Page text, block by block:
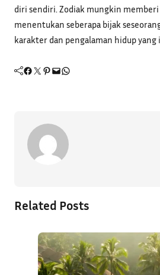
diri sendiri. Zodiak mungkin
menentukan seberapa bijak
karakter dan pengalaman hidup yang
Facebook Twitter Pinterest Mail WhatsApp
Related Posts